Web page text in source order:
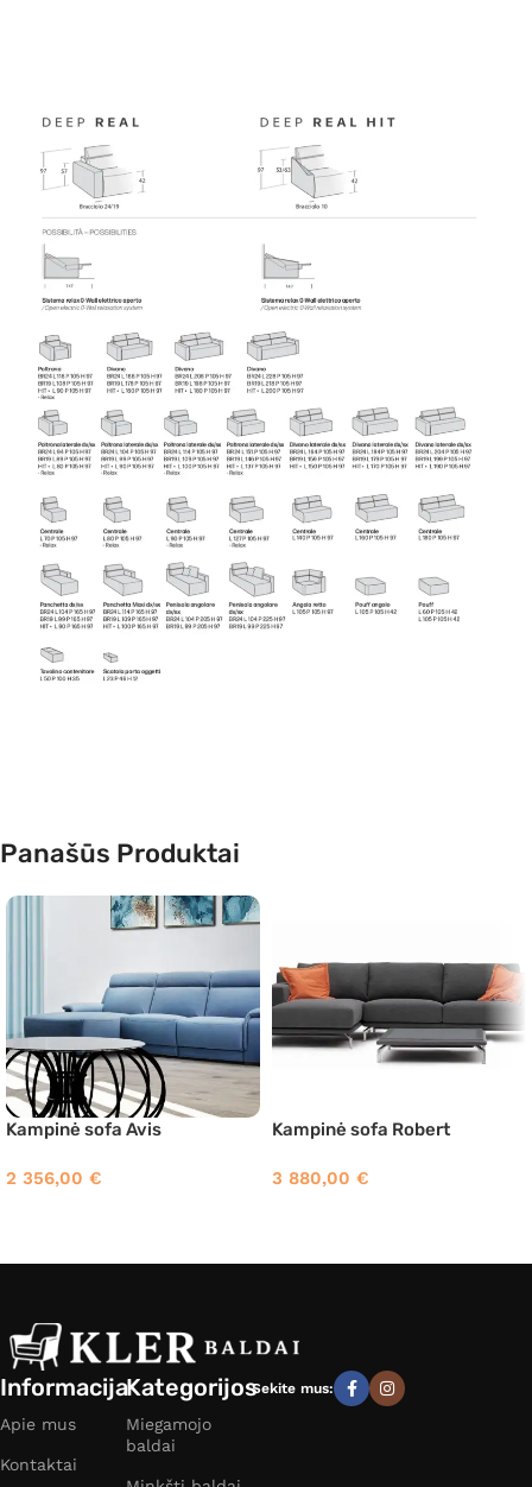
Panašūs Produktai
Kampinė sofa Avis
2 356,00 €
Kampinė sofa Robert
3 880,00 €
Informacija
Apie mus
Kontaktai
Kategorijos
Miegamojo
baldai
Sekite mus: